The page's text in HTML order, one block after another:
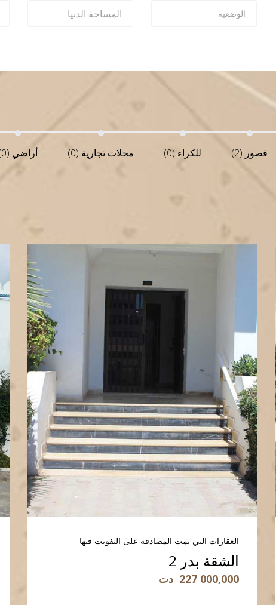
أراضي (0) محلات تجارية (0) للكراء (0) قصور (2)
العقارات التي تمت المصادقة على التفويت فيها
الشقة بدر 2
227 000,000 دت